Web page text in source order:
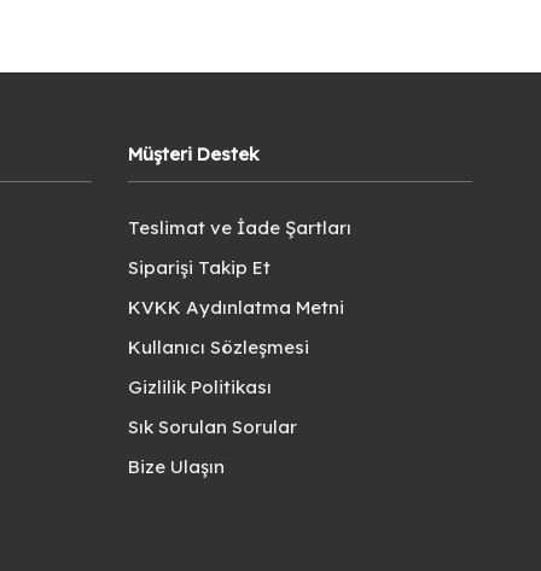
Müşteri Destek
Teslimat ve İade Şartları
Siparişi Takip Et
KVKK Aydınlatma Metni
Kullanıcı Sözleşmesi
Gizlilik Politikası
Sık Sorulan Sorular
Bize Ulaşın